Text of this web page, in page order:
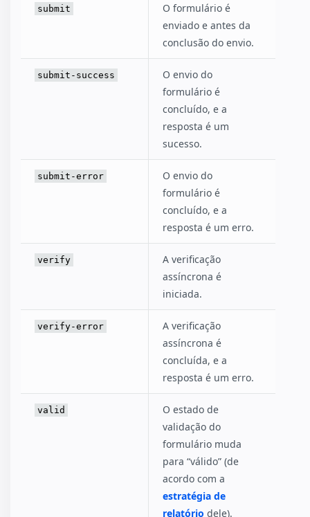
submit
O formulário é
enviado e antes da
conclusão do envio.
submit-success
O envio do
formulário é
concluído, e a
resposta é um
sucesso.
submit-error
O envio do
formulário é
concluído, e a
resposta é um erro.
verify
A verificação
assíncrona é
iniciada.
verify-error
A verificação
assíncrona é
concluída, e a
resposta é um erro.
valid
O estado de
validação do
formulário muda
para “válido” (de
acordo com a
estratégia de
relatório dele).